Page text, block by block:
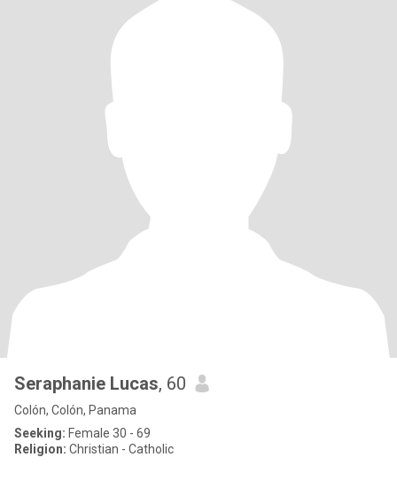
Seraphanie Lucas, 60
Colón, Colón, Panama
Seeking: Female 30 - 69
Religion: Christian - Catholic